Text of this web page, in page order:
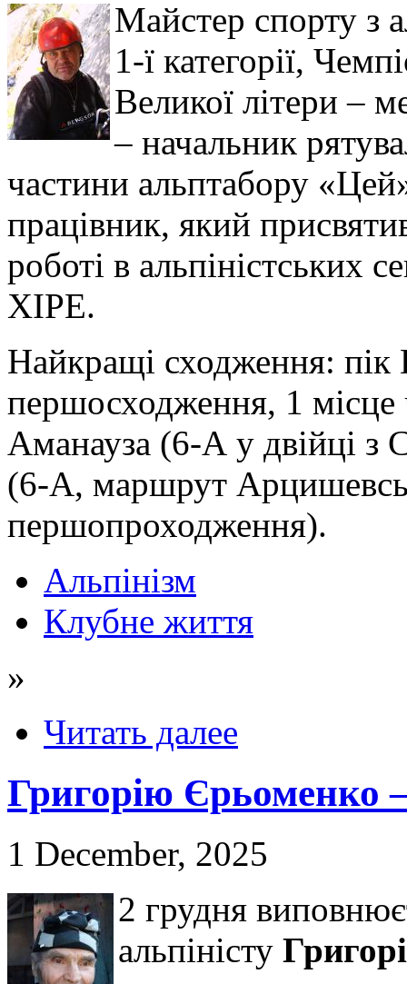
Майстер спорту з
1-ї категорії,
Великої літери –
– начальник
частини альптабору
працівник, який
роботі в
ХІРЕ.
Найкращі сходження: пік
першосходження, 1
Аманауза (6-А у двійці
(6-А, маршрут
першопроходження).
Альпінізм
Клубне життя
»
Читать далее
Григорію Єрьоменко
1 December, 2025
2 грудня
альпіністу